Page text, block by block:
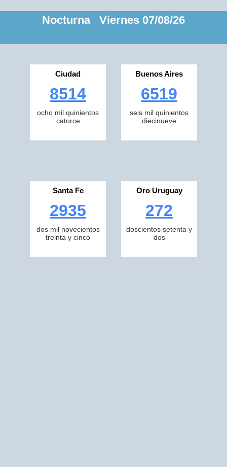
Nocturna Viernes 07/08/26
Ciudad
8514
ocho mil quinientos
catorce
Buenos Aires
6519
seis mil quinientos
diecinueve
Santa Fe
2935
dos mil novecientos
treinta y cinco
Oro Uruguay
272
doscientos setenta y
dos